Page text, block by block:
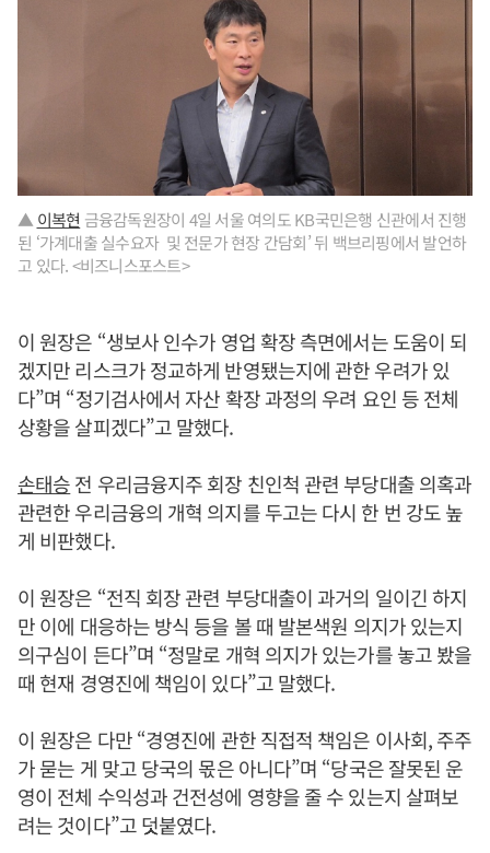
▲ 이복현 금융감독원장이 4일 서울 여의도 KB국민은행 신관에서 진행
된 ‘가계대출 실수요자 및 전문가 현장 간담회’ 뒤 백브리핑에서 발언하
고 있다. <비즈니스포스트>
이 원장은 “생보사 인수가 영업 확장 측면에서는 도움이 되
겠지만 리스크가 정교하게 반영됐는지에 관한 우려가 있
다”며 “정기검사에서 자산 확장 과정의 우려 요인 등 전체
상황을 살피겠다”고 말했다.
손태승전 우리금융지주 회장 친인척 관련 부당대출 의혹과
관련한 우리금융의 개혁 의지를 두고는 다시 한 번 강도 높
게 비판했다.
이 원장은 “전직 회장 관련 부당대출이 과거의 일이긴 하지
만 이에 대응하는 방식 등을 볼 때 발본색원 의지가 있는지
의구심이 든다”며 “정말로 개혁 의지가 있는가를 놓고 봤을
때 현재 경영진에 책임이 있다”고 말했다.
이 원장은 다만 “경영진에 관한 직접적 책임은 이사회, 주주
가 묻는 게 맞고 당국의 몫은 아니다”며 “당국은 잘못된 운
영이 전체 수익성과 건전성에 영향을 줄 수 있는지 살펴보
려는 것이다”고 덧붙였다.